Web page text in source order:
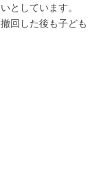
としています。
回した後も子ど